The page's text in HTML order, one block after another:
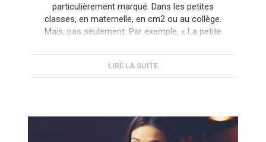
particulièrement marqué. Dans les petites
classes, en maternelle, en cm2 ou au collège.
Mais, pas seulement. Par exemple, « La petite
Avec des […]
LIRE LA SUITE